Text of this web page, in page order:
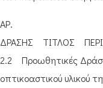
ΑΡ.
ΔΡΑΣΗΣ ΤΙΤΛΟΣ
2.2 Προωθητικές
οπτικοαστικού υλικού